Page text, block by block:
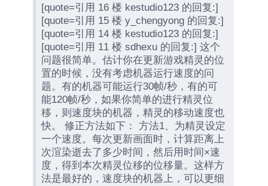
[quote=引用 16 楼 kestudio123 的回复:]
[quote=引用 15 楼 y_chengyong 的回复:]
[quote=引用 14 楼 kestudio123 的回复:]
[quote=引用 11 楼 sdhexu 的回复:] 这个
问题很简单。估计你在更新游戏精灵的位
置的时候，没有考虑机器运行速度的问
题。有的机器可能运行30帧/秒，有的可
能120帧/秒，如果你简单的进行精灵位
移，则速度块的机器，精灵的移动速度也
快。 修正方法如下： 方法1、为精灵设定
一个速度。每次更新画面时，计算距离上
次渲染逝去了多少时间，然后用时间×速
度，得到本次精灵位移的位移量。这样方
法是最好的，速度块的机器上，可以更细